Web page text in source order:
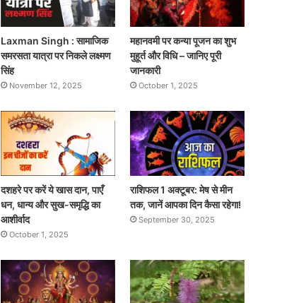
Laxman Singh : सामाजिक
समरसता यात्रा पर निकले लक्ष्मण
सिंह
November 12, 2025
महानवमी पर कन्या पूजन का शुभ
मुहूर्त और विधि – जानिए पूरी
जानकारी
October 1, 2025
दशहरे पर करें ये खास दान, पाएँ
धन, धान्य और सुख-समृद्धि का
आशीर्वाद
October 1, 2025
राशिफल 1 अक्टूबर: मेष से मीन
तक, जानें आपका दिन कैसा रहेगा!
September 30, 2025